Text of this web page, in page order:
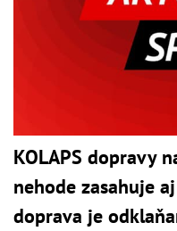
KOLAPS dopravy
nehode zasahuje
doprava je